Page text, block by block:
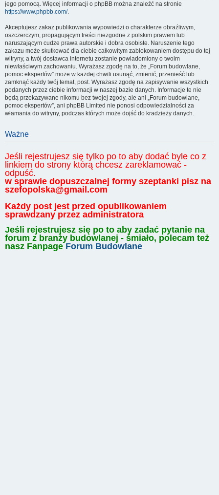
jego pomocą. Więcej informacji o phpBB można znaleźć na stronie
https://www.phpbb.com/.
Akceptujesz zakaz publikowania wypowiedzi o charakterze obraźliwym,
oszczerczym, propagującym treści niezgodne z polskim prawem lub
naruszającym cudze prawa autorskie i dobra osobiste. Naruszenie tego
zakazu może skutkować dla ciebie całkowitym zablokowaniem dostępu do tej
witryny, a twój dostawca internetu zostanie powiadomiony o twoim
niewłaściwym zachowaniu. Wyrażasz zgodę na to, że „Forum budowlane,
pomoc ekspertów” może w każdej chwili usunąć, zmienić, przenieść lub
zamknąć każdy twój temat, post. Wyrażasz zgodę na zapisywanie wszystkich
podanych przez ciebie informacji w naszej bazie danych. Informacje te nie
będą przekazywane nikomu bez twojej zgody, ale ani „Forum budowlane,
pomoc ekspertów”, ani phpBB Limited nie ponosi odpowiedzialności za
włamania do witryny, podczas których może dojść do kradzieży danych.
Ważne
Jeśli rejestrujesz się tylko po to aby dodać byle co z
linkiem do strony którą chcesz zareklamować -
odpuść.
w sprawie dopuszczalnej formy szeptanki pisz na
szefopolska@gmail.com
Każdy post jest przed opublikowaniem
sprawdzany przez administratora
Jeśli rejestrujesz się po to aby zadać pytanie na
forum z branży budowlanej - śmiało, polecam też
nasz Fanpage Forum Budowlane